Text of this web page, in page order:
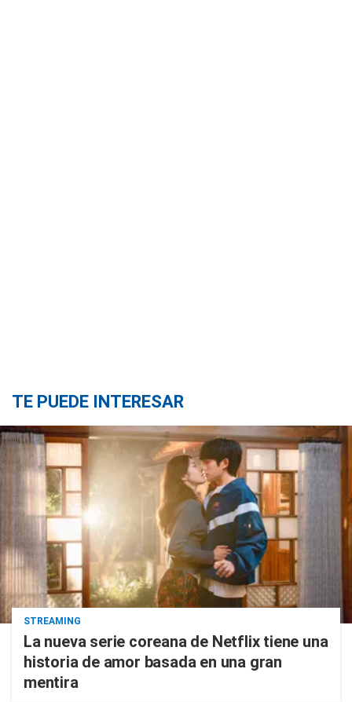
TE PUEDE INTERESAR
STREAMING
La nueva serie coreana de Netflix tiene una
historia de amor basada en una gran
mentira